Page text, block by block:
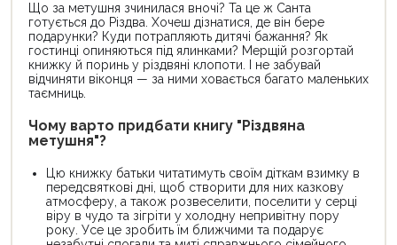
Що за метушня зчинилася вночі? Та це ж Санта
готується до Різдва. Хочеш дізнатися, де він бере
подарунки? Куди потрапляють дитячі бажання? Як
гостинці опиняються під ялинками? Мерщій розгортай
книжку й поринь у різдвяні клопоти. І не забувай
відчиняти віконця — за ними ховається багато маленьких
таємниць.
Чому варто придбати книгу "Різдвяна
метушня"?
Цю книжку батьки читатимуть своїм діткам взимку в
передсвяткові дні, щоб створити для них казкову
атмосферу, а також розвеселити, поселити у серці
віру в чудо та зігріти у холодну непривітну пору
року. Усе це зробить їм ближчими та подарує